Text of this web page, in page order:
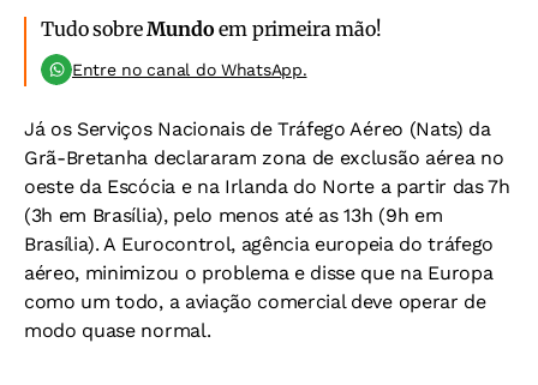
Tudo sobreMundo em primeira mão!
Entre no canal do WhatsApp.
Já os Serviços Nacionais de Tráfego Aéreo (Nats) da
Grã-Bretanha declararam zona de exclusão aérea no
oeste da Escócia e na Irlanda do Norte a partir das 7h
(3h em Brasília), pelo menos até as 13h (9h em
Brasília). A Eurocontrol, agência europeia do tráfego
aéreo, minimizou o problema e disse que na Europa
como um todo, a aviação comercial deve operar de
modo quase normal.